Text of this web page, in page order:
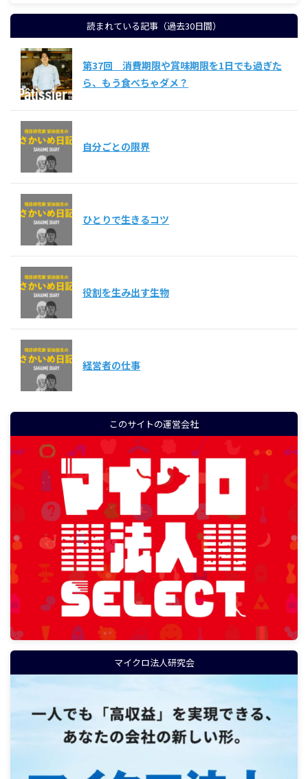
読まれている記事（過去30日間）
第37回 消費期限や賞味期限を1日でも過ぎた
ら、もう食べちゃダメ？
自分ごとの限界
ひとりで生きるコツ
役割を生み出す生物
経営者の仕事
このサイトの運営会社
マイクロ法人研究会